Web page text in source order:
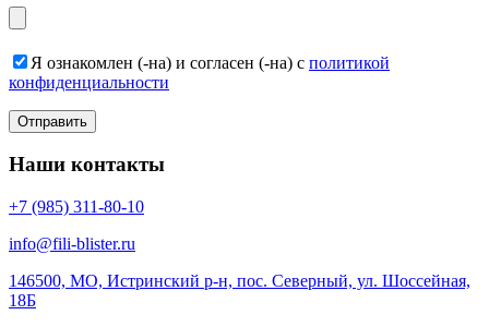
Я ознакомлен (-на) и согласен (-на) с политикой
конфиденциальности
Наши контакты
+7 (985) 311-80-10
info@fili-blister.ru
146500, МО, Истринский р-н, пос. Северный, ул. Шоссейная,
18Б